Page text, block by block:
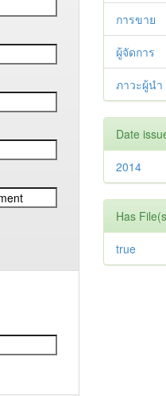
การขาย
ผู้จัดการ
ภาวะผู้นำ
Date
2014
Has
true